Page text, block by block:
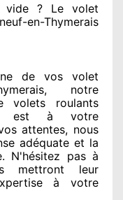
vide ? Le volet
en-Thymerais
de vos volet
notre
volets roulants
est à votre
attentes, nous
adéquate et la
N'hésitez pas à
mettront leur
à votre